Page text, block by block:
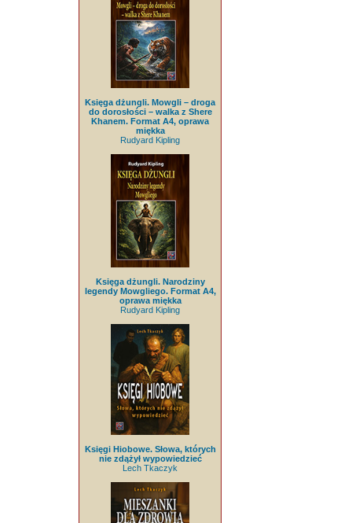
Księga dżungli. Mowgli – droga
do dorosłości – walka z Shere
Khanem. Format A4, oprawa
miękka
Rudyard Kipling
Księga dżungli. Narodziny
legendy Mowgliego. Format A4,
oprawa miękka
Rudyard Kipling
Księgi Hiobowe. Słowa, których
nie zdążył wypowiedzieć
Lech Tkaczyk